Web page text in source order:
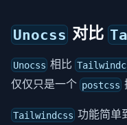
Unocss 对比
Unocss 相比
仅仅只是一个 postcss
Tailwindcss 功能简单